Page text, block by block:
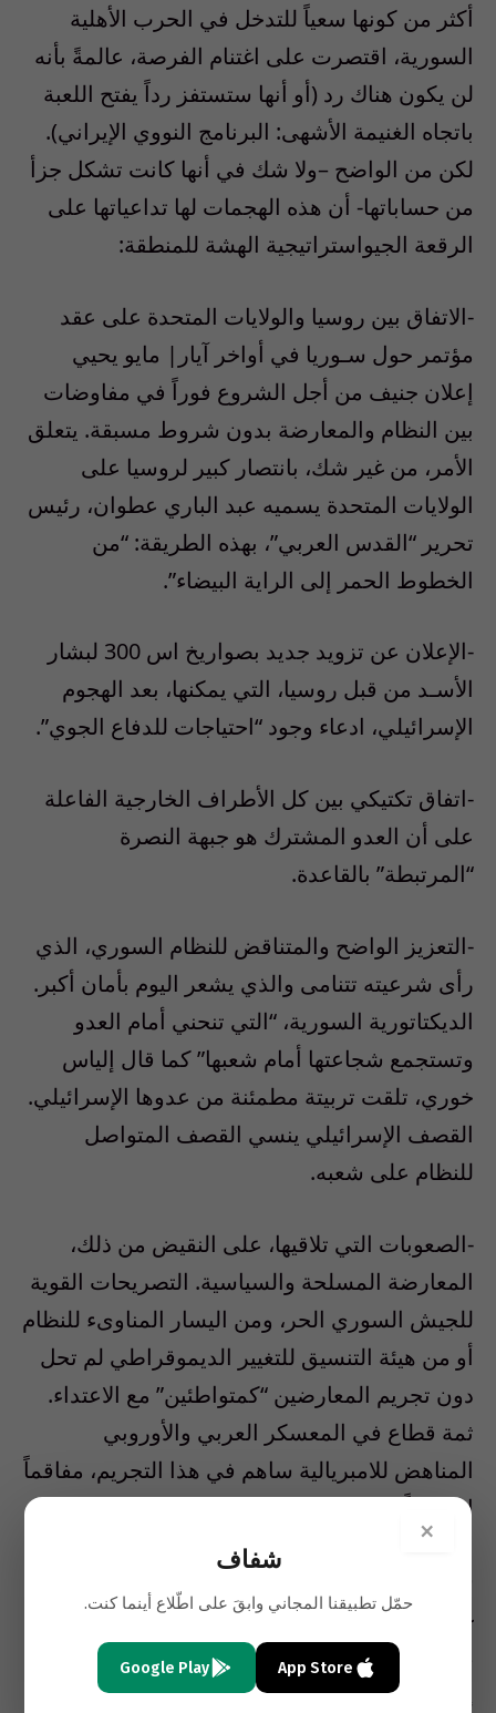
أكثر من كونها سعياً للتدخل في الحرب الأهلية
السورية، اقتصرت على اغتنام الفرصة، عالمةً بأنه
لن يكون هناك رد (أو أنها ستستفز رداً يفتح اللعبة
باتجاه الغنيمة الأشهى: البرنامج النووي الإيراني).
لكن من الواضح –ولا شك في أنها كانت تشكل جزأ
من حساباتها- أن هذه الهجمات لها تداعياتها على
الرقعة الجيواستراتيجية الهشة للمنطقة:
-الاتفاق بين روسيا والولايات المتحدة على عقد
مؤتمر حول سـوريا في أواخر آيار| مايو يحيي
إعلان جنيف من أجل الشروع فوراً في مفاوضات
بين النظام والمعارضة بدون شروط مسبقة. يتعلق
الأمر، من غير شك، بانتصار كبير لروسيا على
الولايات المتحدة يسميه عبد الباري عطوان، رئيس
تحرير “القدس العربي”، بهذه الطريقة: “من
الخطوط الحمر إلى الراية البيضاء”.
-الإعلان عن تزويد جديد بصواريخ اس 300 لبشار
الأسـد من قبل روسيا، التي يمكنها، بعد الهجوم
الإسرائيلي، ادعاء وجود “احتياجات للدفاع الجوي”.
-اتفاق تكتيكي بين كل الأطراف الخارجية الفاعلة
على أن العدو المشترك هو جبهة النصرة
“المرتبطة” بالقاعدة.
-التعزيز الواضح والمتناقض للنظام السوري، الذي
رأى شرعيته تتنامى والذي يشعر اليوم بأمان أكبر.
الديكتاتورية السورية، “التي تنحني أمام العدو
وتستجمع شجاعتها أمام شعبها” كما قال إلياس
خوري، تلقت تربيتة مطمئنة من عدوها الإسرائيلي.
القصف الإسرائيلي ينسي القصف المتواصل
للنظام على شعبه.
-الصعوبات التي تلاقيها، على النقيض من ذلك،
المعارضة المسلحة والسياسية. التصريحات القوية
للجيش السوري الحر، ومن اليسار المناوىء للنظام
أو من هيئة التنسيق للتغيير الديموقراطي لم تحل
دون تجريم المعارضين “كمتواطئين” مع الاعتداء.
ثمة قطاع في المعسكر العربي والأوروبي
المناهض للامبريالية ساهم في هذا التجريم، مفاقماً
انقساماً يلائم فقط دولة إسرائيل.
في سياق شديد التقلب، مخترق بكثير من المصالح
غير المشروعة ومسكون بكثير من المجانين
والقتلة، لا يمكن استبعاد أي شيء. لكن لا يبدو أن
إسرائيل، بشكل مباشر على الأقل، سوف تلعب
×
شفاف
حمّل تطبيقنا المجاني وابقَ على اطّلاع أينما كنت.
App Store
Google Play